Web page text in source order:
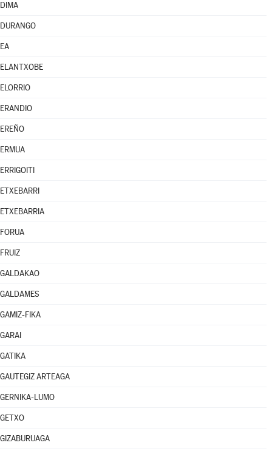
DIMA
DURANGO
EA
ELANTXOBE
ELORRIO
ERANDIO
EREÑO
ERMUA
ERRIGOITI
ETXEBARRI
ETXEBARRIA
FORUA
FRUIZ
GALDAKAO
GALDAMES
GAMIZ-FIKA
GARAI
GATIKA
GAUTEGIZ ARTEAGA
GERNIKA-LUMO
GETXO
GIZABURUAGA